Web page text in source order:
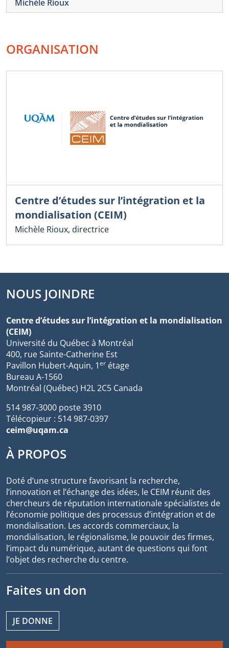
Michèle Rioux
ORGANISATION
Centre d’études sur l’intégration et la
mondialisation (CEIM)
Michèle Rioux, directrice
NOUS JOINDRE
Centre d’études sur l’intégration et la mondialisation
(CEIM)
Université du Québec à Montréal
400, rue Sainte-Catherine Est
Pavillon Hubert-Aquin, 1er étage
Bureau A-1560
Montréal (Québec) H2L 2C5 Canada
514 987-3000 poste 3910
Télécopieur : 514 987-0397
ceim@uqam.ca
À PROPOS
Doté d’une structure favorisant la recherche,
l’innovation et l’échange des idées, le CEIM réunit des
chercheurs de réputation internationale spécialistes de
l’économie politique des processus d’intégration et de
mondialisation. Les accords commerciaux, la
mondialisation, le régionalisme, le pouvoir des firmes,
l’impact du numérique, autant de questions qui font
l’objet des recherche du centre.
Faites un don
JE DONNE